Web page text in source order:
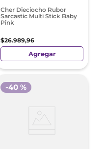
Cher Dieciocho Rubor
Sarcastic Multi Stick Baby
Pink
$26.989,96
Agregar
-40 %